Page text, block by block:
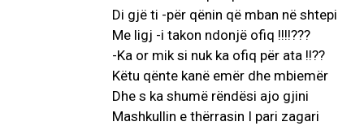
Di gjë ti -për qënin që mban në shtepi
Me ligj -i takon ndonjë ofiq !!!!???
-Ka or mik si nuk ka ofiq për ata !!??
Këtu qënte kanë emër dhe mbiemër
Dhe s ka shumë rëndësi ajo gjini
Mashkullin e thërrasin I pari zagari